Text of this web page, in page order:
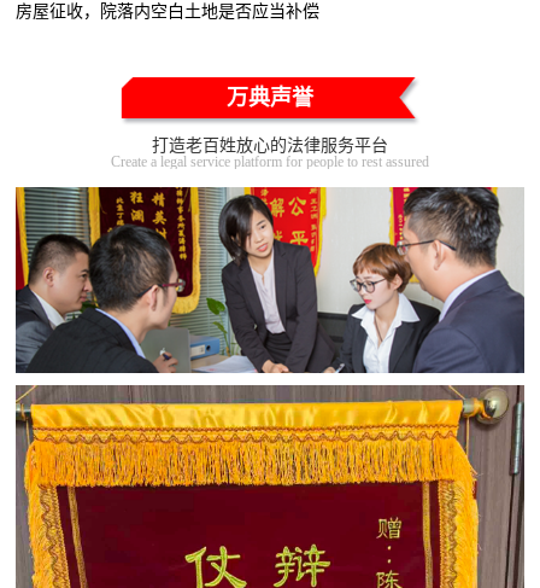
房屋征收，院落内空白土地是否应当补偿
万典声誉
打造老百姓放心的法律服务平台
Create a legal service platform for people to rest assured